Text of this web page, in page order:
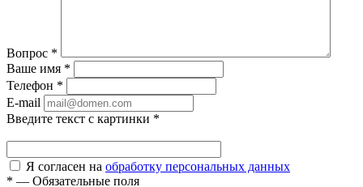
Вопрос *
Ваше имя *
Телефон *
E-mail
Введите текст с картинки *
Я согласен на обработку персональных данных
* — Обязательные поля